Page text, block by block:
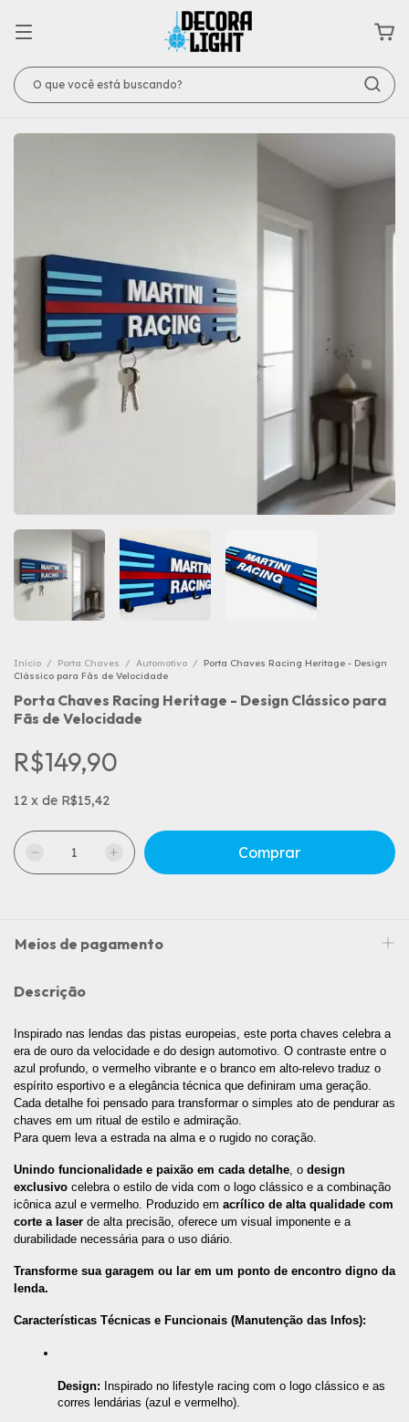
Início / Porta Chaves / Automotivo /
Porta Chaves Racing Heritage - Design
Clássico para Fãs de Velocidade
Porta Chaves Racing Heritage - Design Clássico para
Fãs de Velocidade
R$149,90
12 x de R$15,42
Meios de pagamento
Descrição
Inspirado nas lendas das pistas europeias, este porta chaves celebra a
era de ouro da velocidade e do design automotivo. O contraste entre o
azul profundo, o vermelho vibrante e o branco em alto-relevo traduz o
espírito esportivo e a elegância técnica que definiram uma geração.
Cada detalhe foi pensado para transformar o simples ato de pendurar as
chaves em um ritual de estilo e admiração.
Para quem leva a estrada na alma e o rugido no coração.
Unindo funcionalidade e paixão em cada detalhe , o design
exclusivo celebra o estilo de vida com o logo clássico e a combinação
icônica azul e vermelho. Produzido em acrílico de alta qualidade com
corte a laser de alta precisão, oferece um visual imponente e a
durabilidade necessária para o uso diário.
Transforme sua garagem ou lar em um ponto de encontro digno da
lenda.
Características Técnicas e Funcionais (Manutenção das Infos):
Design: Inspirado no lifestyle racing com o logo clássico e as
corres lendárias (azul e vermelho).